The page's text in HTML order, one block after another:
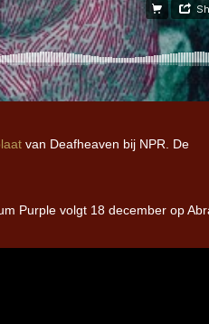
van Deafheaven bij NPR. De
Purple volgt 18 december op